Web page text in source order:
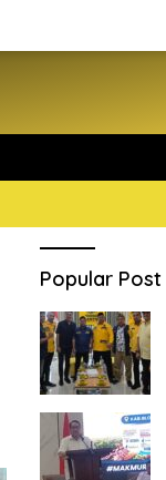
Popular Post